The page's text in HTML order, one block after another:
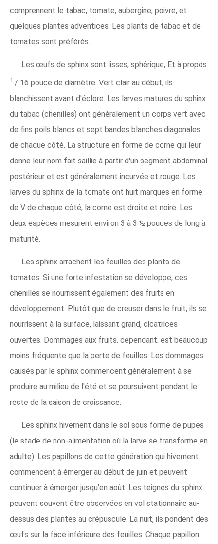
comprennent le tabac, tomate, aubergine, poivre, et
quelques plantes adventices. Les plants de tabac et de
tomates sont préférés.
Les œufs de sphinx sont lisses, sphérique, Et à propos
1 / 16 pouce de diamètre. Vert clair au début, ils
blanchissent avant d'éclore. Les larves matures du sphinx
du tabac (chenilles) ont généralement un corps vert avec
de fins poils blancs et sept bandes blanches diagonales
de chaque côté. La structure en forme de corne qui leur
donne leur nom fait saillie à partir d'un segment abdominal
postérieur et est généralement incurvée et rouge. Les
larves du sphinx de la tomate ont huit marques en forme
de V de chaque côté; la corne est droite et noire. Les
deux espèces mesurent environ 3 à 3 ½ pouces de long à
maturité.
Les sphinx arrachent les feuilles des plants de
tomates. Si une forte infestation se développe, ces
chenilles se nourrissent également des fruits en
développement. Plutôt que de creuser dans le fruit, ils se
nourrissent à la surface, laissant grand, cicatrices
ouvertes. Dommages aux fruits, cependant, est beaucoup
moins fréquente que la perte de feuilles. Les dommages
causés par le sphinx commencent généralement à se
produire au milieu de l'été et se poursuivent pendant le
reste de la saison de croissance.
Les sphinx hivernent dans le sol sous forme de pupes
(le stade de non-alimentation où la larve se transforme en
adulte). Les papillons de cette génération qui hivernent
commencent à émerger au début de juin et peuvent
continuer à émerger jusqu'en août. Les teignes du sphinx
peuvent souvent être observées en vol stationnaire au-
dessus des plantes au crépuscule. La nuit, ils pondent des
œufs sur la face inférieure des feuilles. Chaque papillon